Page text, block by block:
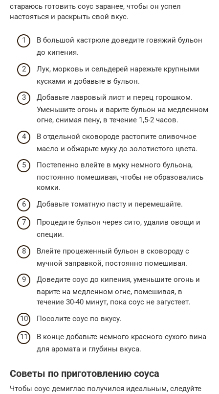
стараюсь готовить соус заранее, чтобы он успел
настояться и раскрыть свой вкус.
В большой кастрюле доведите говяжий бульон
до кипения.
Лук, морковь и сельдерей нарежьте крупными
кусками и добавьте в бульон.
Добавьте лавровый лист и перец горошком.
Уменьшите огонь и варите бульон на медленном
огне, снимая пену, в течение 1,5-2 часов.
В отдельной сковороде растопите сливочное
масло и обжарьте муку до золотистого цвета.
Постепенно влейте в муку немного бульона,
постоянно помешивая, чтобы не образовались
комки.
Добавьте томатную пасту и перемешайте.
Процедите бульон через сито, удалив овощи и
специи.
Влейте процеженный бульон в сковороду с
мучной заправкой, постоянно помешивая.
Доведите соус до кипения, уменьшите огонь и
варите на медленном огне, помешивая, в
течение 30-40 минут, пока соус не загустеет.
Посолите соус по вкусу.
В конце добавьте немного красного сухого вина
для аромата и глубины вкуса.
Советы по приготовлению соуса
Чтобы соус демиглас получился идеальным, следуйте